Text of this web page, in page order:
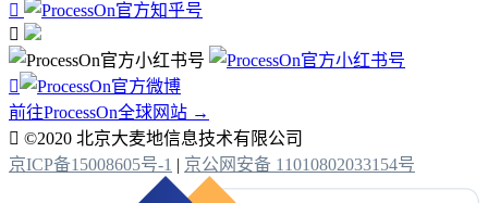



前往ProcessOn全球网站 →
 ©2020 北京大麦地信息技术有限公司
京ICP备15008605号-1 | 京公网安备 11010802033154号